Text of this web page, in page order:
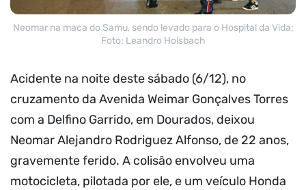
Neomar na maca do Samu, sendo levado para o Hospital da Vida;
Foto: Leandro Holsbach
Acidente na noite deste sábado (6/12), no
cruzamento da Avenida Weimar Gonçalves Torres
com a Delfino Garrido, em Dourados, deixou
Neomar Alejandro Rodriguez Alfonso, de 22 anos,
gravemente ferido. A colisão envolveu uma
motocicleta, pilotada por ele, e um veículo Honda